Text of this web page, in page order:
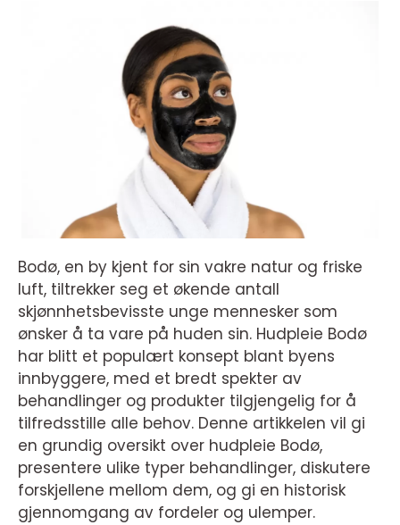
Bodø, en by kjent for sin vakre natur og friske
luft, tiltrekker seg et økende antall
skjønnhetsbevisste unge mennesker som
ønsker å ta vare på huden sin. Hudpleie Bodø
har blitt et populært konsept blant byens
innbyggere, med et bredt spekter av
behandlinger og produkter tilgjengelig for å
tilfredsstille alle behov. Denne artikkelen vil gi
en grundig oversikt over hudpleie Bodø,
presentere ulike typer behandlinger, diskutere
forskjellene mellom dem, og gi en historisk
gjennomgang av fordeler og ulemper.